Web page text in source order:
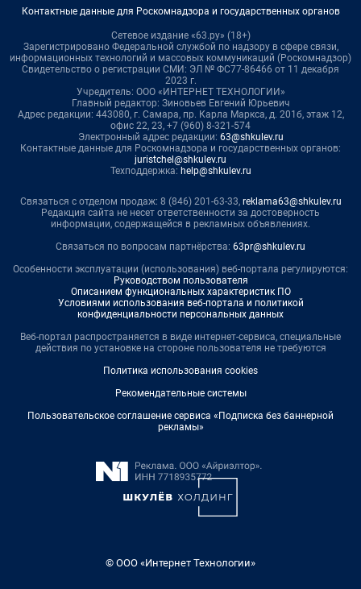
Контактные данные для Роскомнадзора и государственных органов
Сетевое издание «63.ру» (18+)
Зарегистрировано Федеральной службой по надзору в сфере связи,
информационных технологий и массовых коммуникаций (Роскомнадзор)
Свидетельство о регистрации СМИ: ЭЛ № ФС77-86466 от 11 декабря
2023 г.
Учредитель: ООО «ИНТЕРНЕТ ТЕХНОЛОГИИ»
Главный редактор: Зиновьев Евгений Юрьевич
Адрес редакции: 443080, г. Самара, пр. Карла Маркса, д. 201б, этаж 12,
офис 22, 23, +7 (960) 8-321-574
Электронный адрес редакции: 63@shkulev.ru
Контактные данные для Роскомнадзора и государственных органов:
juristchel@shkulev.ru
Техподдержка: help@shkulev.ru
Связаться с отделом продаж: 8 (846) 201-63-33, reklama63@shkulev.ru
Редакция сайта не несет ответственности за достоверность
информации, содержащейся в рекламных объявлениях.
Связаться по вопросам партнёрства: 63pr@shkulev.ru
Особенности эксплуатации (использования) веб-портала регулируются:
Руководством пользователя
Описанием функциональных характеристик ПО
Условиями использования веб-портала и политикой
конфиденциальности персональных данных
Веб-портал распространяется в виде интернет-сервиса, специальные
действия по установке на стороне пользователя не требуются
Политика использования cookies
Рекомендательные системы
Пользовательское соглашение сервиса «Подписка без баннерной
рекламы»
© ООО «Интернет Технологии»